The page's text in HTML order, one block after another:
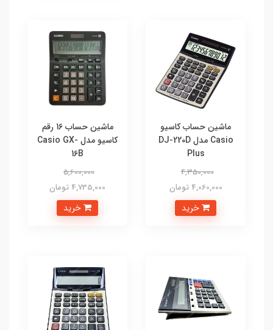
ماشین حساب کاسیو
Casio مدل DJ-220D
Plus
4,350,000
4,060,000 تومان
ماشین حساب 16 رقم
کاسیو مدل Casio GX-
16B
5,600,000
4,735,000 تومان